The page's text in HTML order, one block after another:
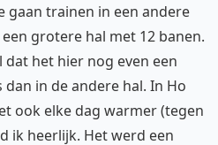
gaan trainen in een andere
grotere hal met 12 banen.
dat het hier nog even een
in de andere hal. In Ho
ook elke dag warmer (tegen
ik heerlijk. Het werd een